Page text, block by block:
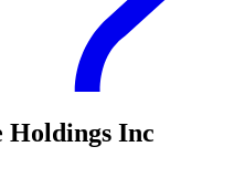
Holdings Inc